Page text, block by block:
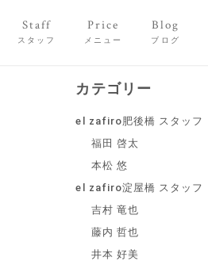
Staff
スタッフ
Price
メニュー
Blog
ブログ
カテゴリー
el zafiro肥後橋 スタッフ
福田 啓太
本松 悠
el zafiro淀屋橋 スタッフ
吉村 竜也
藤内 哲也
井本 好美